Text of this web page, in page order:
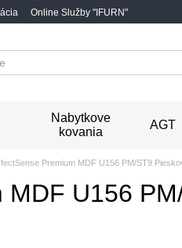
Online Služby "IFURN"
Nabytkove
kovania
AGT
Premium MDF U156 PM/ST9
U156